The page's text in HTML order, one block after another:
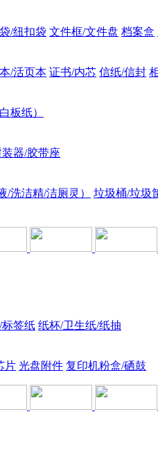
/纽扣袋 文件框/文件盘 档案盒
/活页本 证书/内芯 信纸/信封
板纸）
器/胶带座
洗洁精/洁厕灵）
垃圾桶/垃圾
签纸 纸杯/卫生纸/纸抽
片 光盘附件 复印机粉盒/硒鼓